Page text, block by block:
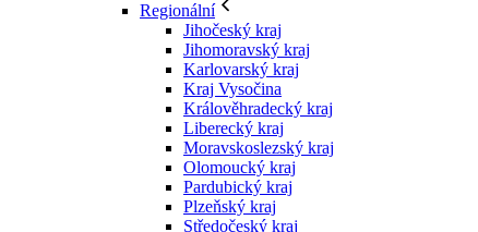
Regionální
Jihočeský kraj
Jihomoravský kraj
Karlovarský kraj
Kraj Vysočina
Králověhradecký kraj
Liberecký kraj
Moravskoslezský kraj
Olomoucký kraj
Pardubický kraj
Plzeňský kraj
Středočeský kraj